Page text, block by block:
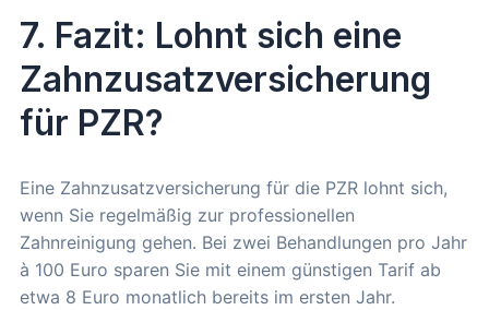
7. Fazit: Lohnt sich eine
Zahnzusatzversicherung
für PZR?
Eine Zahnzusatzversicherung für die PZR lohnt sich,
wenn Sie regelmäßig zur professionellen
Zahnreinigung gehen. Bei zwei Behandlungen pro Jahr
à 100 Euro sparen Sie mit einem günstigen Tarif ab
etwa 8 Euro monatlich bereits im ersten Jahr.